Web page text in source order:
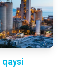
qaysi